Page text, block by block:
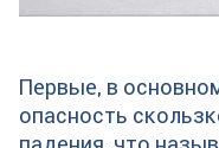
Первые, в
опасность